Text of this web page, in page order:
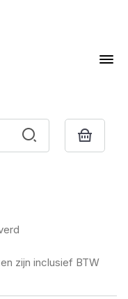
zijn inclusief BTW